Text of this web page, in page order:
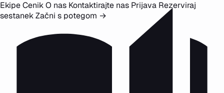
EkipeCenikO nas Kontaktirajte nas Prijava Rezerviraj
sestanekZačni s potegom →